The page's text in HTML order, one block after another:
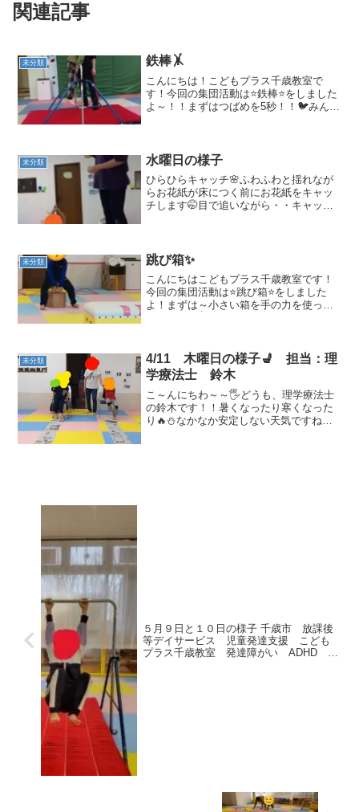
関連記事
未分類 鉄棒🤸
こんにちは！こどもプラス千歳教室で
す！今回の集団活動は⭐鉄棒⭐をしました
よ～！！まずはつばめを5秒！！🐦みんな
ち！！👣体勢をキープし...
未分類 水曜日の様子
ひらひらキャッチ🌸ふわふわと揺れなが
らお花紙が床につく前にお花紙をキャッ
チします🤭目で追いながら・・キャッ
積み重ねって大事ですね～～...
未分類 跳び箱✨
こんにちはこどもプラス千歳教室です！
今回の集団活動は⭐跳び箱⭐をしました
よ！まずは～小さい箱を手の力を使って
練習をしました👍 順番を...
未分類
4/11 木曜日の様子💺 担当：理
学療法士 鈴木
こ～んにちわ～～🖐どうも、理学療法士
の鈴木です！！暑くなったり寒くなった
り🔥⛄なかなか安定しない天気ですねぇ
５月９日と１０日の様子 千歳市 放課後
等デイサービス 児童発達支援 こども
プラス千歳教室 発達障がい ADHD 自